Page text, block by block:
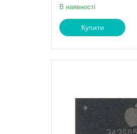
В наявності
Купити